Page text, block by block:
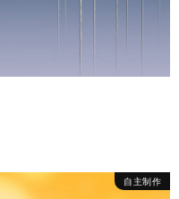
自主制作